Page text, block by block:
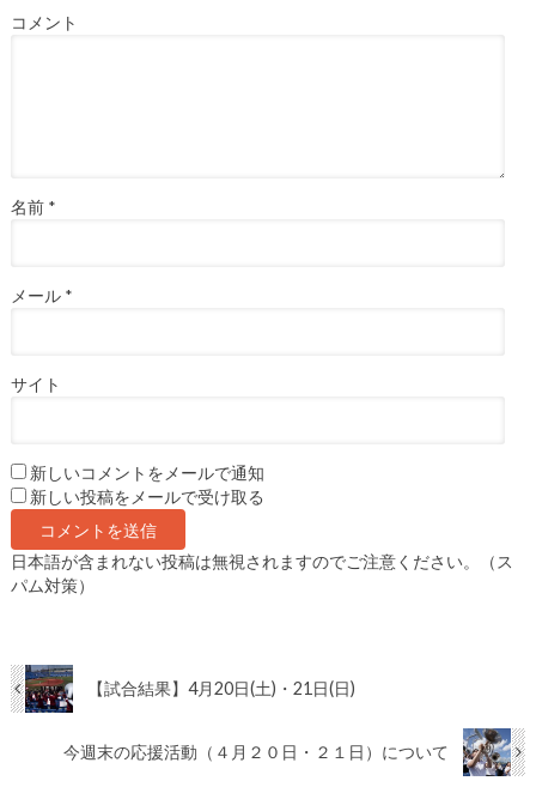
コメント
名前 *
メール *
サイト
新しいコメントをメールで通知
新しい投稿をメールで受け取る
日本語が含まれない投稿は無視されますのでご注意ください。（ス
パム対策）
【試合結果】4月20日(土)・21日(日)
今週末の応援活動（４月２０日・２１日）について